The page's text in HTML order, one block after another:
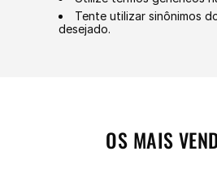
Tente utilizar sinônimos
desejado.
OS MAIS